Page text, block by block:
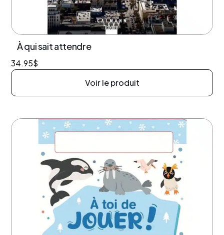
À qui sait attendre
34.95$
Voir le produit